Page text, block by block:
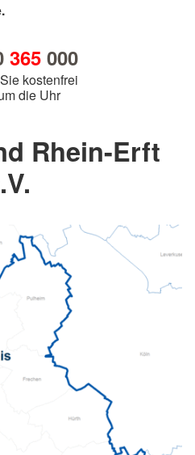
365000
kostenfrei
die Uhr
Rhein-Erft